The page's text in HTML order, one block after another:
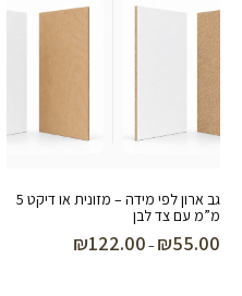
גב ארון לפי מידה – מזונית או דיקט 5
מ”מ עם צד לבן
₪55.00
–
₪122.00